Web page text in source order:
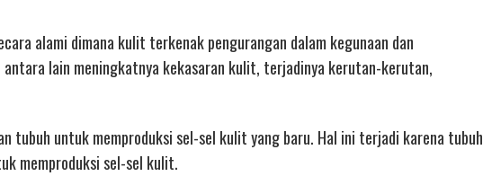
alami dimana kulit terkenak pengurangan dalam kegunaan dan
lain meningkatnya kekasaran kulit, terjadinya kerutan-kerutan,
tubuh untuk memproduksi sel-sel kulit yang baru. Hal ini terjadi karena tubuh
memproduksi sel-sel kulit.